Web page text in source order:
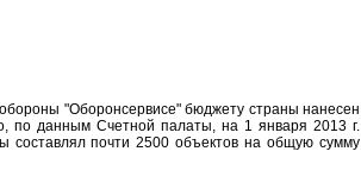
"Оборонсервисе" бюджету страны нанесен
по данным Счетной палаты, на 1 января 2013 г.
составлял почти 2500 объектов на общую сумму